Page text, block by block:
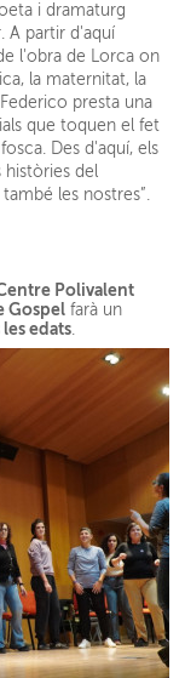
i dramaturg
A partir d'aquí
l'obra de Lorca on
la maternitat, la
presta una
que toquen el fet
Des d'aquí, els
històries del
les nostres”.
Polivalent
Gospel farà un
edats